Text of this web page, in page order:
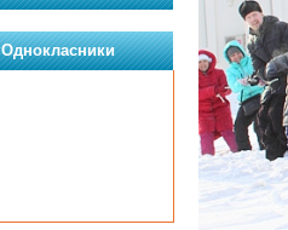
Однокласники